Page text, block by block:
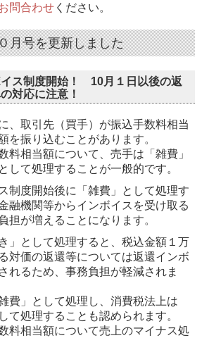
問合わせ ください。
月号を更新しました
ス制度開始！ 10月１日以後の返
対応に注意！
、取引先（買手）が振込手数料相当
を振り込むことがあります。
料相当額について、売手は「雑費」
して処理することが一般的です。
制度開始後に「雑費」として処理す
融機関等からインボイスを受け取る
担が増えることになります。
」として処理すると、税込金額１万
対価の返還等については返還インボ
れるため、事務負担が軽減されま
費」として処理し、消費税法上は
て処理することも認められます。
料相当額について売上のマイナス処